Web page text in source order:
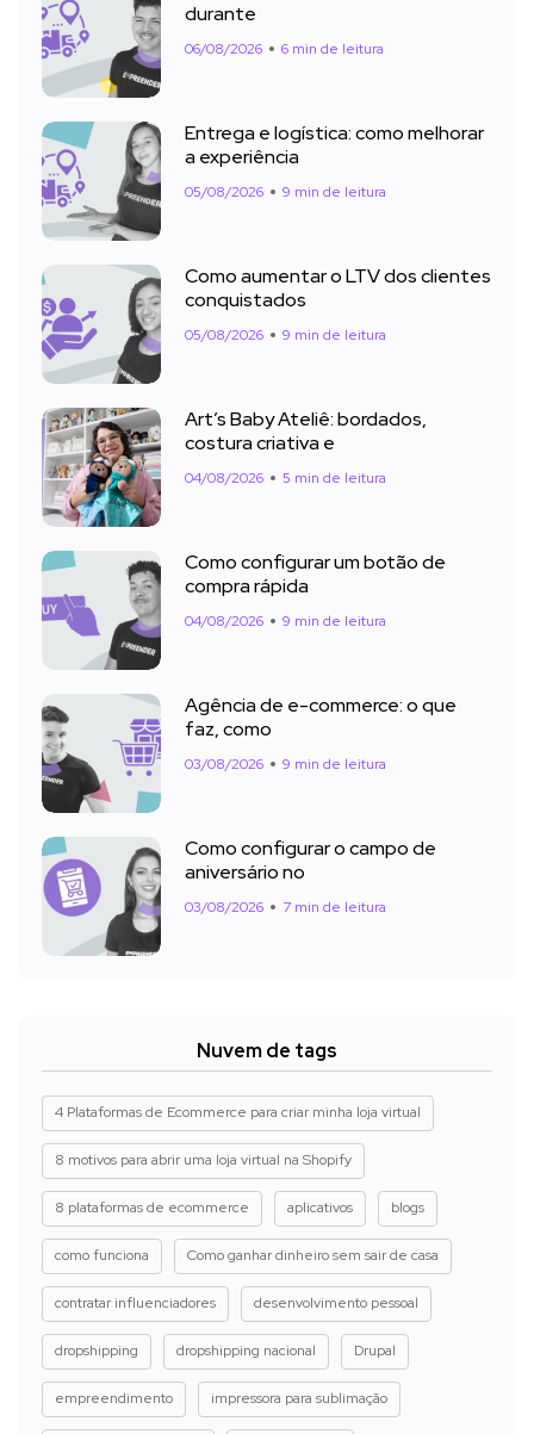
durante
06/08/2026 6 min de leitura
Entrega e logística: como melhorar
a experiência
05/08/2026 9 min de leitura
Como aumentar o LTV dos clientes
conquistados
05/08/2026 9 min de leitura
Art’s Baby Ateliê: bordados,
costura criativa e
04/08/2026 5 min de leitura
Como configurar um botão de
compra rápida
04/08/2026 9 min de leitura
Agência de e-commerce: o que
faz, como
03/08/2026 9 min de leitura
Como configurar o campo de
aniversário no
03/08/2026 7 min de leitura
Nuvem de tags
4 Plataformas de Ecommerce para criar minha loja virtual
8 motivos para abrir uma loja virtual na Shopify
8 plataformas de ecommerce aplicativos blogs
como funciona Como ganhar dinheiro sem sair de casa
contratar influenciadores desenvolvimento pessoal
dropshipping dropshipping nacional Drupal
empreendimento impressora para sublimação